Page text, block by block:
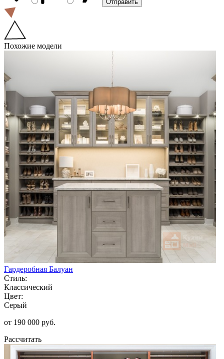
Похожие модели
Гардеробная Балуан
Стиль:
Классический
Цвет:
Серый
от 190 000 руб.
Рассчитать